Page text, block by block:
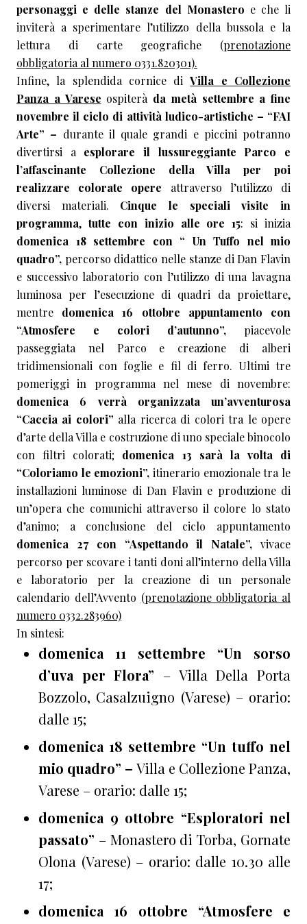
personaggi e delle stanze del Monastero e che li
inviterà a sperimentare l’utilizzo della bussola e la
lettura di carte geografiche (prenotazione
obbligatoria al numero 0331.820301).
Infine, la splendida cornice diVilla e Collezione
Panza a Varese ospiterà da metà settembre a fine
novembre il ciclo di attività ludico-artistiche – “FAI
Arte” – durante il quale grandi e piccini potranno
divertirsi a esplorare il lussureggiante Parco e
l’affascinante Collezione
della Villa
per poi
realizzare colorate opere attraverso l’utilizzo di
diversi materiali. Cinque le speciali visite in
programma,tutte con inizio alle ore 15: si inizia
domenica 18 settembre con “ Un Tuffo nel mio
quadro”, percorso didattico nelle stanze di Dan Flavin
e successivo laboratorio con l’utilizzo di una lavagna
luminosa per l’esecuzione di quadri da proiettare,
mentre domenica 16 ottobre appuntamento con
“Atmosfere e colori d’autunno”, piacevole
passeggiata nel Parco e creazione di alberi
tridimensionali con foglie e fil di ferro. Ultimi tre
pomeriggi in programma nel mese di novembre:
domenica 6 verrà organizzata un’avventurosa
“Caccia ai colori” alla ricerca di colori tra le opere
d’arte della Villa e costruzione di uno speciale binocolo
con filtri colorati; domenica 13 sarà la volta di
“Coloriamo le emozioni”, itinerario emozionale tra le
installazioni luminose di Dan Flavin e produzione di
un’opera che comunichi attraverso il colore lo stato
d’animo; a conclusione del ciclo appuntamento
domenica 27 con “Aspettando il Natale”, vivace
percorso per scovare i tanti doni all’interno della Villa
e laboratorio per la creazione di un personale
calendario dell’Avvento (prenotazione obbligatoria al
numero 0332.283960)
In sintesi:
domenica 11 settembre “Un sorso
d’uva per Flora” – Villa Della Porta
Bozzolo, Casalzuigno (Varese) – orario:
dalle 15;
domenica 18 settembre “Un tuffo nel
mio quadro” – Villa e Collezione Panza,
Varese – orario: dalle 15;
domenica 9 ottobre “Esploratori nel
passato” – Monastero di Torba, Gornate
Olona (Varese) – orario: dalle 10.30 alle
17;
domenica 16 ottobre “Atmosfere e